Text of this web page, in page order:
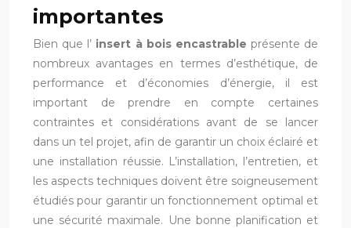
importantes
Bien que l’ insert à bois encastrable présente de
nombreux avantages en termes d’esthétique, de
performance et d’économies d’énergie, il est
important de prendre en compte certaines
contraintes et considérations avant de se lancer
dans un tel projet, afin de garantir un choix éclairé et
une installation réussie. L’installation, l’entretien, et
les aspects techniques doivent être soigneusement
étudiés pour garantir un fonctionnement optimal et
une sécurité maximale. Une bonne planification et